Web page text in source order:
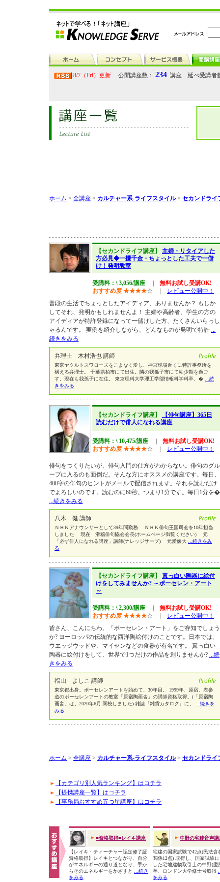
8/7（Fri）更新 公開講座数： 234 講座 延べ受講者
ホーム > 全講座 > カルチャー系-ライフスタイル> セカンドライ
【セカンドライフ講座】 主婦・リタイアした
方必見◆一攫千金・ちょっとした工夫で一儲
け！発明教室
受講料：\ 3,056/講座
無料お試し受講OK!
おすすめ度 ★★★★☆
レビュー公開中！
普段の生活でちょっとしたアイディア、ありませんか？ もしか
してそれ、発明かもしれませんよ！ 主婦や高齢者、学生の方の
アイディアが特許登録になって一儲けした方、たくさんいらっし
ゃるんです。 実例を紹介しながら、どんなものが発明で特許 ...
続きをみる
弁理士 木村浩也 講師
東京ヤクルトスワローズをこよなく愛し、神宮球場近くに特許事務所を
構える弁理士。 千葉県柏市にて出生。隣の我孫子市にて幼少期を過ご
す。現在も我孫子に在住。 東京理科大学理工学部情報科学科卒、�
...続
きをみる
【セカンドライフ講座】
【俳句講座】365日
読むだけで俳人になれる講座
受講料：\ 10,475/講座
無料お試し受講OK!
おすすめ度 ★★★★☆ レビュー公開中！
俳句をつくりたいが、俳句入門の仕方がわからない。俳句のグル
ープに入るのも面倒だ。そんな方にオススメの講座です。毎日、
400字の俳句のヒントがメールで配信されます。それを読むだけ
でよろしいのです。読むのに60秒。つまり1分です。毎日1分を�
...続きをみる
八木 健 講師
ＮＨＫアナウンサーとして39年間勤務 ＮＨＫ俳句王国司会を10年担当
しました 現在 滑稽俳句協会会長(ホームページ御覧ください) 元
「必ず俳人になれる講座」講師(ナレッジサーブ) 元愛媛大
...続きをみ
る
【セカンドライフ講座】 真っ白い陶器に絵付
けをしてみませんか? ～ポーセレン・アート
～
受講料：\ 2,300/講座
無料お試し受講OK!
おすすめ度 ★★★★☆
レビュー公開中！
皆さん、こんにちわ。「ポーセレン・アート」をご存知でしょう
か? ヨーロッパの伝統的な西洋陶絵付けのことです。日本では、
ウエッジウッドや、マイセンなどの食器が有名です。 真っ白い
陶器に絵付けをして、世界で1つだけの作品を創りませんか? ...続
きをみる
福山 よしこ 講師
東京都出身。ポーセレンアートを始めて、30年目。 1999年、原宿、表参
道のポーセレンアートの教室「原宿陶画舎」の講師資格取得。(「原宿陶
画舎」は、2020年6月 閉校しました) 雑誌『雑貨カタログ』に、
...続きを
みる
ホーム > 全講座 > カルチャー系-ライフスタイル> セカンドライ
【カテゴリ別人気ランキング】はコチラ
【提携講座一覧】はコチラ
【事務局おすすめ五つ星講座】はコチラ
■資格取得■レイキ講座
【レイキ・ティーチャー認定修了証
資格取得】レイキとつながり、自分
がエネルギーの通り道となり、手か
らそのエネルギーをかざすと
...続き
をみる
中野の宅建音声講
宅建の国家試験で42点(民法含
関係12点) 取得し、国家試験
した宅地建物取引士の中野(慶
卒、ロンドン大学修士号取得
をみる